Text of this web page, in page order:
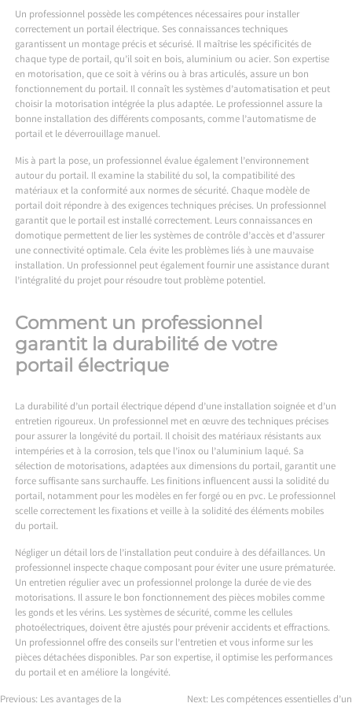
Un professionnel possède les compétences nécessaires pour installer
correctement un portail électrique. Ses connaissances techniques
garantissent un montage précis et sécurisé. Il maîtrise les spécificités de
chaque type de portail, qu’il soit en bois, aluminium ou acier. Son expertise
en motorisation, que ce soit à vérins ou à bras articulés, assure un bon
fonctionnement du portail. Il connaît les systèmes d’automatisation et peut
choisir la motorisation intégrée la plus adaptée. Le professionnel assure la
bonne installation des différents composants, comme l’automatisme de
portail et le déverrouillage manuel.
Mis à part la pose, un professionnel évalue également l’environnement
autour du portail. Il examine la stabilité du sol, la compatibilité des
matériaux et la conformité aux normes de sécurité. Chaque modèle de
portail doit répondre à des exigences techniques précises. Un professionnel
garantit que le portail est installé correctement. Leurs connaissances en
domotique permettent de lier les systèmes de contrôle d’accès et d’assurer
une connectivité optimale. Cela évite les problèmes liés à une mauvaise
installation. Un professionnel peut également fournir une assistance durant
l’intégralité du projet pour résoudre tout problème potentiel.
Comment un professionnel
garantit la durabilité de votre
portail électrique
La durabilité d’un portail électrique dépend d’une installation soignée et d’un
entretien rigoureux. Un professionnel met en œuvre des techniques précises
pour assurer la longévité du portail. Il choisit des matériaux résistants aux
intempéries et à la corrosion, tels que l’inox ou l’aluminium laqué. Sa
sélection de motorisations, adaptées aux dimensions du portail, garantit une
force suffisante sans surchauffe. Les finitions influencent aussi la solidité du
portail, notamment pour les modèles en fer forgé ou en pvc. Le professionnel
scelle correctement les fixations et veille à la solidité des éléments mobiles
du portail.
Négliger un détail lors de l’installation peut conduire à des défaillances. Un
professionnel inspecte chaque composant pour éviter une usure prématurée.
Un entretien régulier avec un professionnel prolonge la durée de vie des
motorisations. Il assure le bon fonctionnement des pièces mobiles comme
les gonds et les vérins. Les systèmes de sécurité, comme les cellules
photoélectriques, doivent être ajustés pour prévenir accidents et effractions.
Un professionnel offre des conseils sur l’entretien et vous informe sur les
pièces détachées disponibles. Par son expertise, il optimise les performances
du portail et en améliore la longévité.
Previous: Les avantages de la
Next: Les compétences essentielles d’un